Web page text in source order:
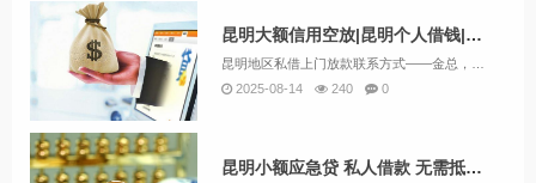
昆明大额信用空放|昆明个人借钱|昆明无需抵押好下款
2025-08-14
240 0
昆明小额应急贷 私人借款 无需抵押24小时快速借钱